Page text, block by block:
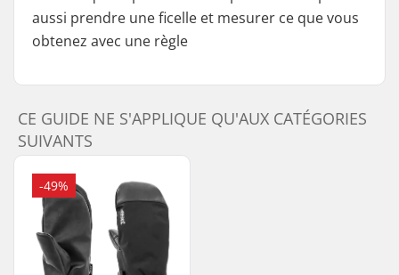
aussi prendre une ficelle et mesurer ce que vous
obtenez avec une règle
CE GUIDE NE S'APPLIQUE QU'AUX CATÉGORIES
SUIVANTS
-49%